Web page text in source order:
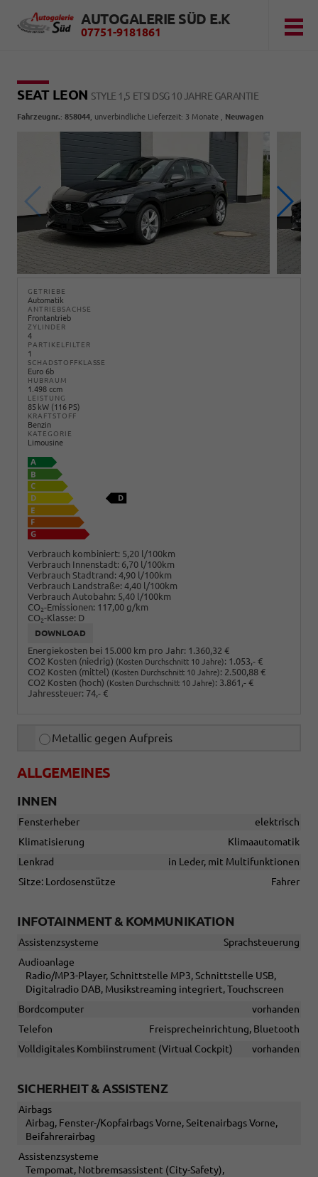
AUTOGALERIE SÜD E.K
07751-9181861
SEAT LEON STYLE 1,5 ETSI DSG 10 JAHRE GARANTIE
Fahrzeugnr.: 858044 , unverbindliche Lieferzeit: 3 Monate Neuwagen
GETRIEBE
Automatik
ANTRIEBSACHSE
Frontantrieb
ZYLINDER
4
PARTIKELFILTER
1
SCHADSTOFFKLASSE
Euro 6b
HUBRAUM
1.498 ccm
LEISTUNG
85 kW (116 PS)
KRAFTSTOFF
Benzin
KATEGORIE
Limousine
Verbrauch kombiniert: 5,20 l/100km
Verbrauch Innenstadt: 6,70 l/100km
Verbrauch Stadtrand: 4,90 l/100km
Verbrauch Landstraße: 4,40 l/100km
Verbrauch Autobahn: 5,40 l/100km
CO2-Emissionen: 117,00 g/km
CO2-Klasse: D
DOWNLOAD
Energiekosten bei 15.000 km pro Jahr: 1.360,32 €
CO2 Kosten (niedrig) (Kosten Durchschnitt 10 Jahre): 1.053,- €
CO2 Kosten (mittel) (Kosten Durchschnitt 10 Jahre): 2.500,88 €
CO2 Kosten (hoch) (Kosten Durchschnitt 10 Jahre): 3.861,- €
Jahressteuer: 74,- €
Metallic gegen Aufpreis
ALLGEMEINES
INNEN
Fensterheber
elektrisch
Klimatisierung
Klimaautomatik
Lenkrad
in Leder, mit Multifunktionen
Sitze: Lordosenstütze
Fahrer
INFOTAINMENT & KOMMUNIKATION
Assistenzsysteme
Sprachsteuerung
Audioanlage
Radio/MP3-Player, Schnittstelle MP3, Schnittstelle USB,
Digitalradio DAB, Musikstreaming integriert, Touchscreen
Bordcomputer
vorhanden
Telefon
Freisprecheinrichtung, Bluetooth
Volldigitales Kombiinstrument (Virtual Cockpit)
vorhanden
SICHERHEIT & ASSISTENZ
Airbags
Airbag, Fenster-/Kopfairbags Vorne, Seitenairbags Vorne,
Beifahrerairbag
Assistenzsysteme
Tempomat, Notbremsassistent (City-Safety),